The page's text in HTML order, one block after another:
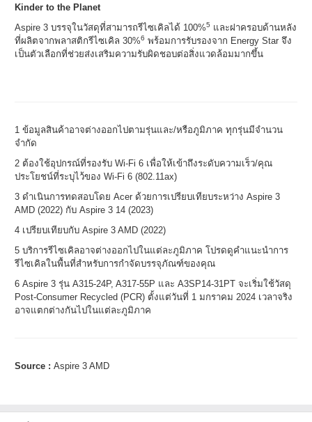
Kinder to the Planet
Aspire 3 บรรจุในวัสดุที่สามารถรีไซเคิลได้ 100%5 และฝาครอบด้านหลัง
ที่ผลิตจากพลาสติกรีไซเคิล 30%6 พร้อมการรับรองจาก Energy Star จึง
เป็นตัวเลือกที่ช่วยส่งเสริมความรับผิดชอบต่อสิ่งแวดล้อมมากขึ้น
1 ข้อมูลสินค้าอาจต่างออกไปตามรุ่นและ/หรือภูมิภาค ทุกรุ่นมีจำนวน
จำกัด
2 ต้องใช้อุปกรณ์ที่รองรับ Wi-Fi 6 เพื่อให้เข้าถึงระดับความเร็ว/คุณ
ประโยชน์ที่ระบุไว้ของ Wi-Fi 6 (802.11ax)
3 ดำเนินการทดสอบโดย Acer ด้วยการเปรียบเทียบระหว่าง Aspire 3
AMD (2022) กับ Aspire 3 14 (2023)
4 เปรียบเทียบกับ Aspire 3 AMD (2022)
5 บริการรีไซเคิลอาจต่างออกไปในแต่ละภูมิภาค โปรดดูคำแนะนำการ
รีไซเคิลในพื้นที่สำหรับการกำจัดบรรจุภัณฑ์ของคุณ
6 Aspire 3 รุ่น A315-24P, A317-55P และ A3SP14-31PT จะเริ่มใช้วัสดุ
Post-Consumer Recycled (PCR) ตั้งแต่วันที่ 1 มกราคม 2024 เวลาจริง
อาจแตกต่างกันไปในแต่ละภูมิภาค
Source : Aspire 3 AMD